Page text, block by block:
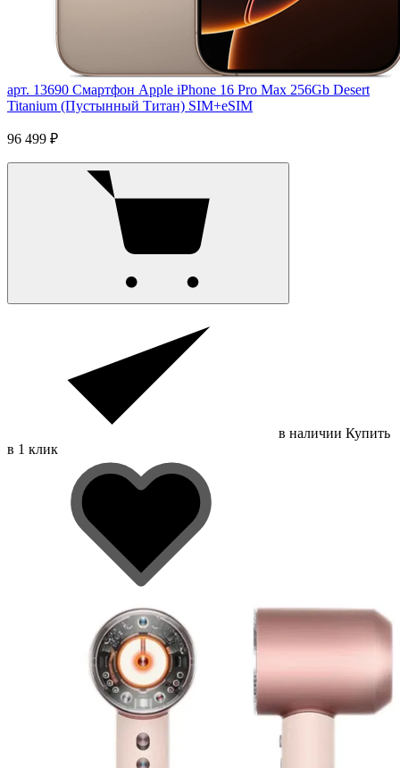
арт. 13690 Смартфон Apple iPhone 16 Pro Max 256Gb Desert
Titanium (Пустынный Титан) SIM+eSIM
96 499 ₽
в наличии Купить
в 1 клик